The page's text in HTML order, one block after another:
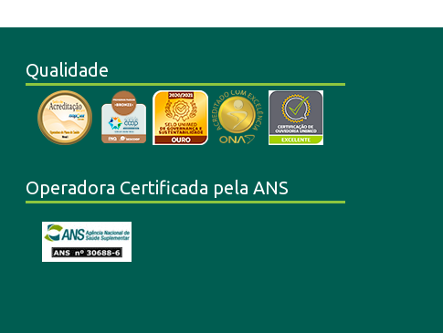
Qualidade
Operadora Certificada pela ANS